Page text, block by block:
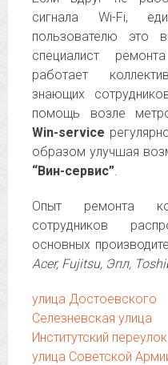
сигнала Wi-Fi,
пользователю это
специалист
работает
знающих
помощь возле
Win-service
образом улучшая
“Вин-сервис”.
Опыт ремонта
сотрудников
основных
Acer, Fujitsu, Эпл,
улица Достоевского
Селезневская улица
Институтский переулок
улица Советской